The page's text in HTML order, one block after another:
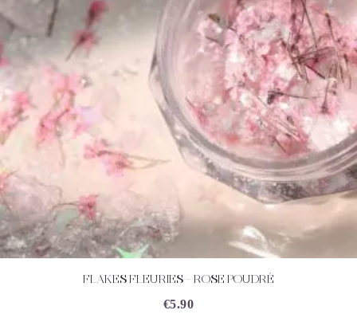
ACHETEZ DÉTAILS
FLAKES FLEURIES – ROSE POUDRÉ
€5.90